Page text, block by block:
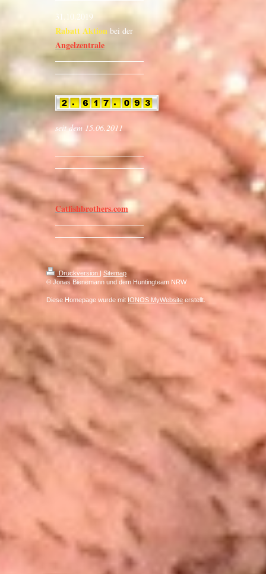
31.10.2019
Rabatt Aktion bei der
Angelzentrale
seit dem 15.06.2011
Catfishbrothers.com
Druckversion
Sitemap
© Jonas Bienemann und dem Huntingteam NRW
Diese Homepage wurde mit IONOS MyWebsite erstellt.